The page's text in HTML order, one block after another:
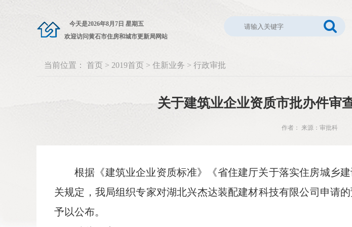
今天是2026年8月7日 星期五
欢迎访问黄石市住房和城市更新局网站
当前位置： 首页 > 2019首页 > 住新业务 > 行政审批
关于建筑业企业资质市批办件审
作者： 来源：审批科
根据《建筑业企业资质标准》《省住建厅关于落实住房城乡
关规定，我局组织专家对湖北兴杰达装配建材科技有限公司申请
予以公布。